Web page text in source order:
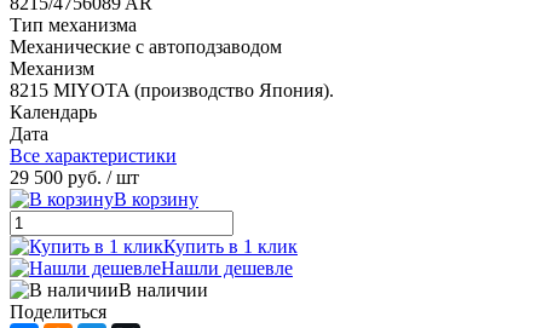
Тип механизма
Механические с автоподзаводом
Механизм
8215 MIYOTA (производство Япония).
Календарь
Дата
Все характеристики
29 500 руб. / шт
В корзину
Купить в 1 клик
Нашли дешевле
В наличии
Поделиться